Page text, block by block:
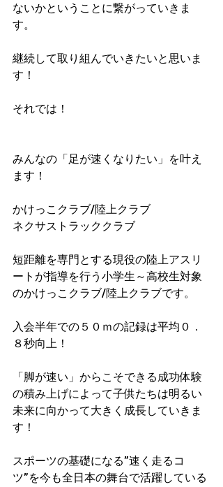
ないかということに繋がっていきま
す。
継続して取り組んでいきたいと思いま
す！
それでは！
みんなの「足が速くなりたい」を叶え
ます！
かけっこクラブ/陸上クラブ
ネクサストラッククラブ
短距離を専門とする現役の陸上アスリ
ートが指導を行う小学生～高校生対象
のかけっこクラブ/陸上クラブです。
入会半年での５０ｍの記録は平均０．
８秒向上！​
「脚が速い」からこそできる成功体験
の積み上げによって子供たちは明るい
未来に向かって大きく成長していきま
す！
スポーツの基礎になる”速く走るコ
ツ”を今も全日本の舞台で活躍している